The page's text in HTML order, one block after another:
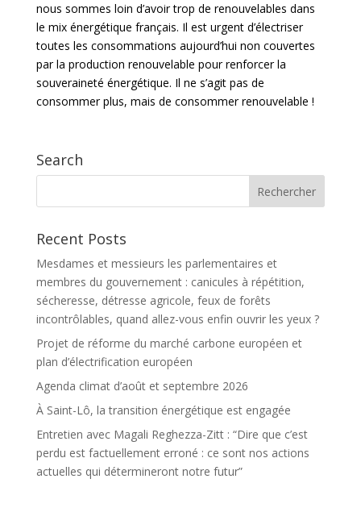
nous sommes loin d’avoir trop de renouvelables dans
le mix énergétique français. Il est urgent d’électriser
toutes les consommations aujourd’hui non couvertes
par la production renouvelable pour renforcer la
souveraineté énergétique. Il ne s’agit pas de
consommer plus, mais de consommer renouvelable !
Search
Recent Posts
Mesdames et messieurs les parlementaires et
membres du gouvernement : canicules à répétition,
sécheresse, détresse agricole, feux de forêts
incontrôlables, quand allez-vous enfin ouvrir les yeux ?
Projet de réforme du marché carbone européen et
plan d’électrification européen
Agenda climat d’août et septembre 2026
À Saint-Lô, la transition énergétique est engagée
Entretien avec Magali Reghezza-Zitt : “Dire que c’est
perdu est factuellement erroné : ce sont nos actions
actuelles qui détermineront notre futur”